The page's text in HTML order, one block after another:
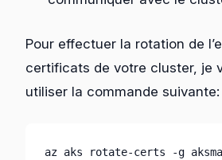
Pour effectuer la rotation de
certificats de votre cluster, je
utiliser la commande suivante:
az aks rotate-certs -g